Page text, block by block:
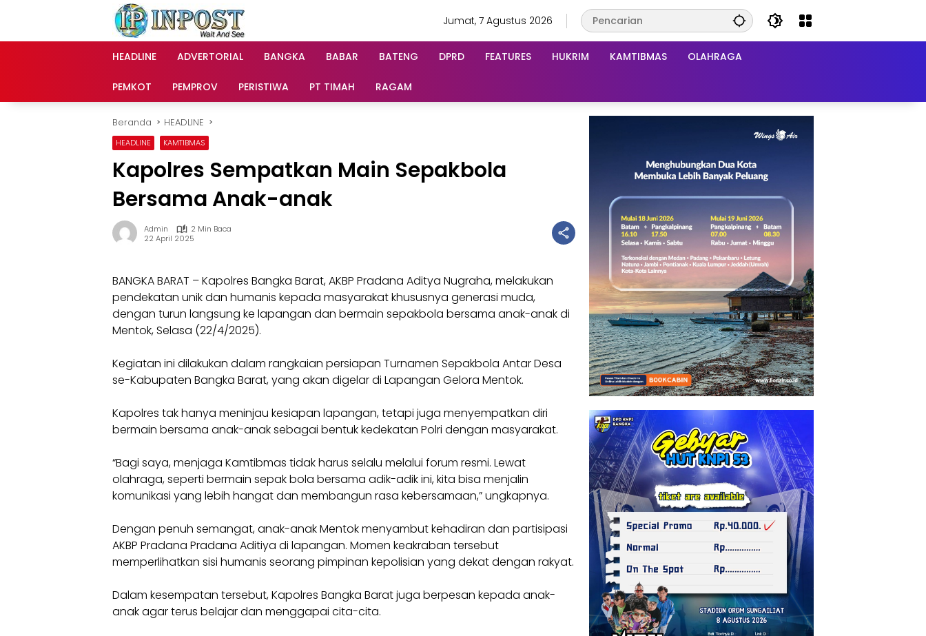
Jumat, 7 Agustus 2026
HEADLINE ADVERTORIAL BANGKA BABAR BATENG DPRD FEATURES HUKRIM KAMTIBMAS OLAHRAGA
PEMKOT PEMPROV PERISTIWA PT TIMAH RAGAM
Beranda HEADLINE
HEADLINE KAMTIBMAS
Kapolres Sempatkan Main Sepakbola
Bersama Anak-anak
Admin
2 Min Baca
22 April 2025
BANGKA BARAT – Kapolres Bangka Barat, AKBP Pradana Aditya Nugraha, melakukan
pendekatan unik dan humanis kepada masyarakat khususnya generasi muda,
dengan turun langsung ke lapangan dan bermain sepakbola bersama anak-anak di
Mentok, Selasa (22/4/2025).
Kegiatan ini dilakukan dalam rangkaian persiapan Turnamen Sepakbola Antar Desa
se-Kabupaten Bangka Barat, yang akan digelar di Lapangan Gelora Mentok.
Kapolres tak hanya meninjau kesiapan lapangan, tetapi juga menyempatkan diri
bermain bersama anak-anak sebagai bentuk kedekatan Polri dengan masyarakat.
“Bagi saya, menjaga Kamtibmas tidak harus selalu melalui forum resmi. Lewat
olahraga, seperti bermain sepak bola bersama adik-adik ini, kita bisa menjalin
komunikasi yang lebih hangat dan membangun rasa kebersamaan,” ungkapnya.
Dengan penuh semangat, anak-anak Mentok menyambut kehadiran dan partisipasi
AKBP Pradana Pradana Aditiya di lapangan. Momen keakraban tersebut
memperlihatkan sisi humanis seorang pimpinan kepolisian yang dekat dengan rakyat.
Dalam kesempatan tersebut, Kapolres Bangka Barat juga berpesan kepada anak-
anak agar terus belajar dan menggapai cita-cita.